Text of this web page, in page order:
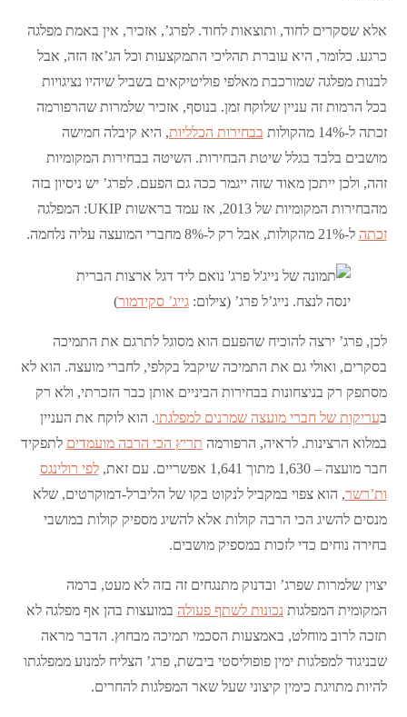
אלא שסקרים לחוד, ותוצאות לחוד. לפרג’, אזכיר, אין באמת מפלגה
כרגע. כלומר, היא עוברת תהליכי התמקצעות וכל הג’אז הזה, אבל
לבנות מפלגה שמורכבת מאלפי פוליטיקאים בשביל שיהיו נציגויות
בכל הרמות זה עניין שלוקח זמן. בנוסף, אזכיר שלמרות שהרפורמה
זכתה ל-14% מהקולות
בבחירות הכלליות, היא קיבלה חמישה
מושבים בלבד בגלל שיטת הבחירות. השיטה בבחירות המקומיות
זהה, ולכן ייתכן מאוד שזה ייגמר ככה גם הפעם. לפרג’ יש ניסיון בזה
מהבחירות המקומיות של 2013, אז עמד בראשות UKIP: המפלגה
זכתה ל-21% מהקולות, אבל רק ל-8% מחברי המועצה עליה נלחמה.
ינסה לנצח. נייג’ל פרג’ (צילום:גייג’ סקידמור)
לכן, פרג’ ירצה להוכיח שהפעם הוא מסוגל לתרגם את התמיכה
בסקרים, ואולי גם את התמיכה שיקבל בקלפי, לחברי מועצה. הוא לא
מסתפק רק בניצחונות בבחירות הביניים אותן כבר הזכרתי, ולא רק
בעריקות של חברי מועצה שמרנים למפלגתו. הוא לוקח את העניין
במלוא הרצינות. לראיה, הרפורמה תריץ הכי הרבה מועמדים לתפקיד
חבר מועצה – 1,630 מתוך 1,641 אפשריים. עם זאת,
לפי רולינגס
ות’רשר, הוא צפוי במקביל לנקוט בקו של הליברל-דמוקרטים, שלא
מנסים להשיג הכי הרבה קולות אלא להשיג מספיק קולות במושבי
בחירה נוחים כדי לזכות במספיק מושבים.
יצוין שלמרות שפרג’ ובדנוק מתנגחים זה בזה לא מעט, ברמה
המקומית המפלגות נכונות לשתף פעולה במועצות בהן אף מפלגה לא
תזכה לרוב מוחלט, באמצעות הסכמי תמיכה מבחוץ. הדבר מראה
שבניגוד למפלגות ימין פופוליסטי ביבשת, פרג’ הצליח למנוע ממפלגתו
להיות מתויגת כימין קיצוני שעל שאר המפלגות להחרים.